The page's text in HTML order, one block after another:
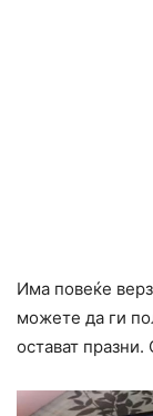
Има повеќе
можете да ги
остават